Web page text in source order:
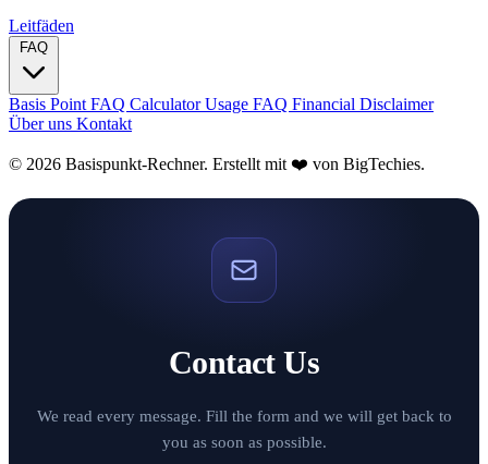
Leitfäden
Basis Point FAQ Calculator Usage FAQ Financial Disclaimer
Über uns Kontakt
© 2026 Basispunkt-Rechner. Erstellt mit ❤️ von BigTechies.
Contact Us
We read every message. Fill the form and we will get back to
you as soon as possible.